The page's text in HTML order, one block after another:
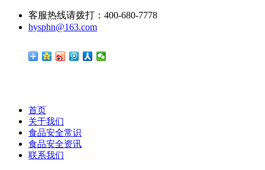
客服热线请拨打：400-680-7778
hysphn@163.com
首页
关于我们
食品安全常识
食品安全资讯
联系我们